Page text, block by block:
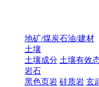
地矿/煤炭石油/建材
土壤
土壤成分 土壤有效
岩石
黑色页岩 硅质岩 玄